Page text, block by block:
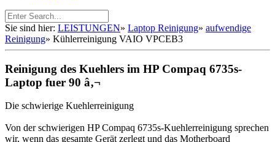
Sie sind hier: LEISTUNGEN» Laptop Reinigung» aufwendige
Reinigung» Kühlerreinigung VAIO VPCEB3
Reinigung des Kuehlers im HP Compaq 6735s-
Laptop fuer 90 â‚¬
Die schwierige Kuehlerreinigung
Von der schwierigen HP Compaq 6735s-Kuehlerreinigung sprechen
wir, wenn das gesamte Gerät zerlegt und das Motherboard